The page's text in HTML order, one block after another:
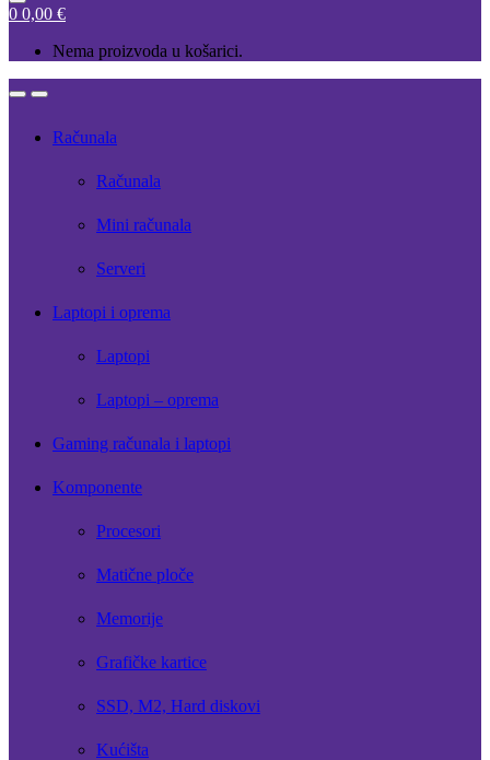
0 0,00 €
Nema proizvoda u košarici.
OpenClose
Računala
Računala
Mini računala
Serveri
Laptopi i oprema
Laptopi
Laptopi – oprema
Gaming računala i laptopi
Komponente
Procesori
Matične ploče
Memorije
Grafičke kartice
SSD, M2, Hard diskovi
Kućišta